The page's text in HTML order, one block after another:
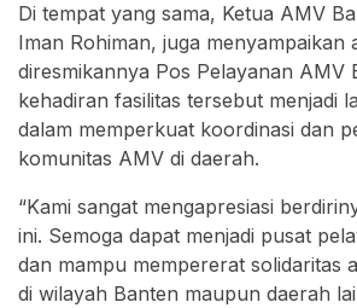
Di tempat yang sama, Ketua AMV
Iman Rohiman, juga menyampaikan
diresmikannya Pos Pelayanan AMV
kehadiran fasilitas tersebut menjadi
dalam memperkuat koordinasi dan
komunitas AMV di daerah.
“Kami sangat mengapresiasi
ini. Semoga dapat menjadi pusat
dan mampu mempererat solidaritas
di wilayah Banten maupun daerah